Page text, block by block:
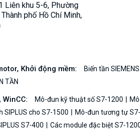
Liên khu 5-6, Phường
Thành phố Hồ Chí Minh,
Khởi động mềm: Biến tần
TẦN
Mô-đun kỹ thuật số S7-1200
SIPLUS cho S7-1500 Mô-đun tương tự
S7-400 Các module đặc biệt S7-